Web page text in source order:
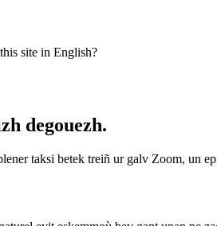
site in English?
degouezh.
taksi betek treiñ ur galv Zoom, un